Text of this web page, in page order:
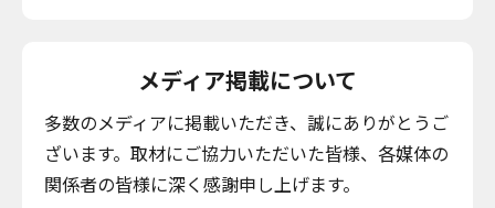
メディア掲載について
多数のメディアに掲載いただき、誠にありがとうご
ざいます。取材にご協力いただいた皆様、各媒体の
関係者の皆様に深く感謝申し上げます。